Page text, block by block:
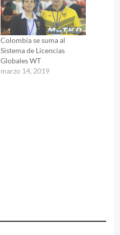
Colombia se suma al
Sistema de Licencias
Globales WT
marzo 14, 2019